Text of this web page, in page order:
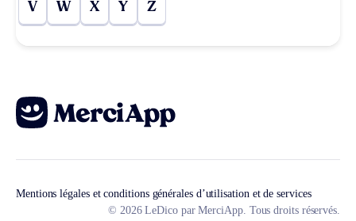
V W X Y Z
Mentions légales et conditions générales d’utilisation et de services
© 2026 LeDico par MerciApp. Tous droits réservés.